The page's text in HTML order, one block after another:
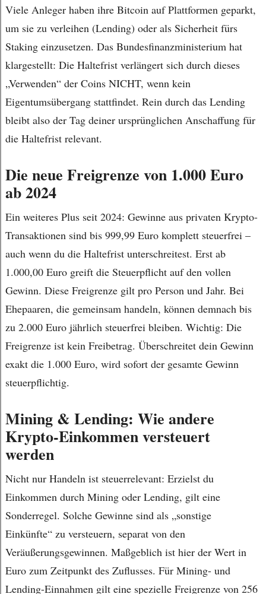
Viele Anleger haben ihre Bitcoin auf Plattformen geparkt,
um sie zu verleihen (Lending) oder als Sicherheit fürs
Staking einzusetzen. Das Bundesfinanzministerium hat
klargestellt: Die Haltefrist verlängert sich durch dieses
„Verwenden“ der Coins NICHT, wenn kein
Eigentumsübergang stattfindet. Rein durch das Lending
bleibt also der Tag deiner ursprünglichen Anschaffung für
die Haltefrist relevant.
Die neue Freigrenze von 1.000 Euro
ab 2024
Ein weiteres Plus seit 2024: Gewinne aus privaten Krypto-
Transaktionen sind bis 999,99 Euro komplett steuerfrei –
auch wenn du die Haltefrist unterschreitest. Erst ab
1.000,00 Euro greift die Steuerpflicht auf den vollen
Gewinn. Diese Freigrenze gilt pro Person und Jahr. Bei
Ehepaaren, die gemeinsam handeln, können demnach bis
zu 2.000 Euro jährlich steuerfrei bleiben. Wichtig: Die
Freigrenze ist kein Freibetrag. Überschreitet dein Gewinn
exakt die 1.000 Euro, wird sofort der gesamte Gewinn
steuerpflichtig.
Mining & Lending: Wie andere
Krypto-Einkommen versteuert
werden
Nicht nur Handeln ist steuerrelevant: Erzielst du
Einkommen durch Mining oder Lending, gilt eine
Sonderregel. Solche Gewinne sind als „sonstige
Einkünfte“ zu versteuern, separat von den
Veräußerungsgewinnen. Maßgeblich ist hier der Wert in
Euro zum Zeitpunkt des Zuflusses. Für Mining- und
Lending-Einnahmen gilt eine spezielle Freigrenze von 256